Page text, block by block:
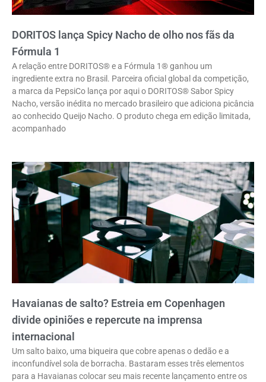
DORITOS lança Spicy Nacho de olho nos fãs da
Fórmula 1
A relação entre DORITOS® e a Fórmula 1® ganhou um
ingrediente extra no Brasil. Parceira oficial global da competição,
a marca da PepsiCo lança por aqui o DORITOS® Sabor Spicy
Nacho, versão inédita no mercado brasileiro que adiciona picância
ao conhecido Queijo Nacho. O produto chega em edição limitada,
acompanhado
Havaianas de salto? Estreia em Copenhagen
divide opiniões e repercute na imprensa
internacional
Um salto baixo, uma biqueira que cobre apenas o dedão e a
inconfundível sola de borracha. Bastaram esses três elementos
para a Havaianas colocar seu mais recente lançamento entre os